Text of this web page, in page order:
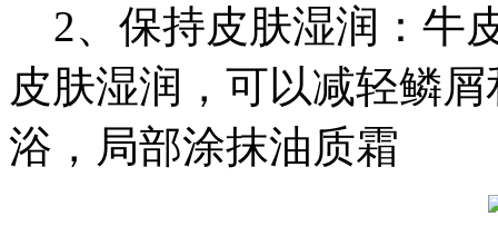
2、保持皮肤湿润：牛
皮肤湿润，可以减轻鳞
浴，局部涂抹油质霜